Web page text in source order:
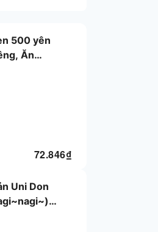
500 yên
Ăn
Chi
₫
72.846
Uni Don
|